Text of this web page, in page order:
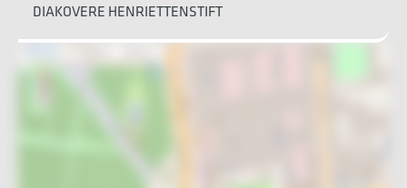
DIAKOVERE HENRIETTENSTIFT